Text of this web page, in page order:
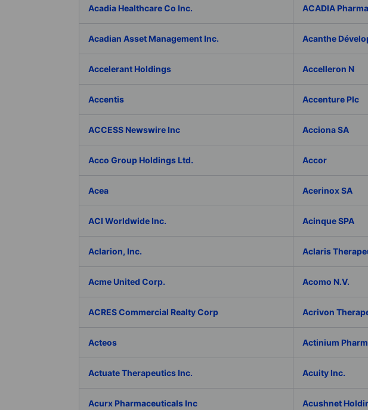
Acadia Healthcare Co Inc. ACADIA
Acadian Asset Management Inc. Acanthe
Accelerant Holdings Accelleron N
Accentis Accenture Plc
ACCESS Newswire Inc Acciona SA
Acco Group Holdings Ltd. Accor
Acea Acerinox SA
ACI Worldwide Inc. Acinque SPA
Aclarion, Inc. Aclaris
Acme United Corp. Acomo N.V.
ACRES Commercial Realty Corp Acrivon
Acteos Actinium
Actuate Therapeutics Inc. Acuity Inc.
Acurx Pharmaceuticals Inc Acushnet